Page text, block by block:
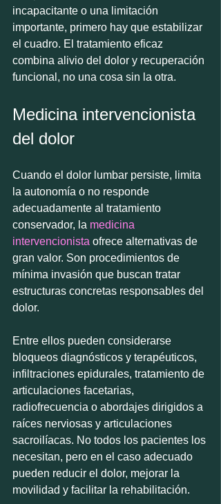
incapacitante o una limitación
importante, primero hay que estabilizar
el cuadro. El tratamiento eficaz
combina alivio del dolor y recuperación
funcional, no una cosa sin la otra.
Medicina intervencionista
del dolor
Cuando el dolor lumbar persiste, limita
la autonomía o no responde
adecuadamente al tratamiento
conservador, la medicina
intervencionista ofrece alternativas de
gran valor. Son procedimientos de
mínima invasión que buscan tratar
estructuras concretas responsables del
dolor.
Entre ellos pueden considerarse
bloqueos diagnósticos y terapéuticos,
infiltraciones epidurales, tratamiento de
articulaciones facetarias,
radiofrecuencia o abordajes dirigidos a
raíces nerviosas y articulaciones
sacroilíacas. No todos los pacientes los
necesitan, pero en el caso adecuado
pueden reducir el dolor, mejorar la
movilidad y facilitar la rehabilitación.